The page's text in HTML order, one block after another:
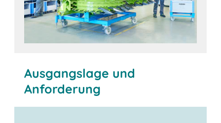
Ausgangslage und
Anforderung